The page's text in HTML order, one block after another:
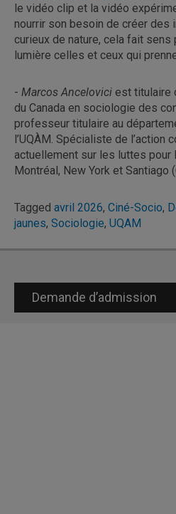
le vidéo clip et la vidéo
nourrir son besoin de créer des
curieux de nature, cela fait sens
lumière celles et ceux qui
- Marcos Ancelovici est titulaire
du Canada en sociologie des
professeur titulaire au
l’UQÀM. Spécialiste de l’action
actuellement sur les luttes pour
Montréal, New York et Santiago
Tagged avril 2026, Ciné-Socio,
jaunes, Sociologie, UQAM
Demande d’admission